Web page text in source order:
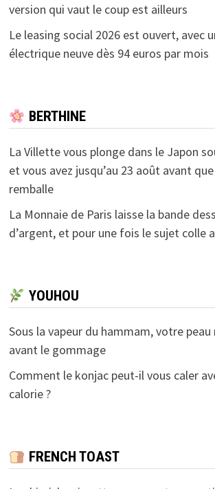
version qui vaut le coup est ailleurs
Le leasing social 2026 est ouvert, avec
électrique neuve dès 94 euros par mois
BERTHINE
La Villette vous plonge dans le Japon
et vous avez jusqu’au 23 août avant
remballe
La Monnaie de Paris laisse la bande
d’argent, et pour une fois le sujet colle
YOUHOU
Sous la vapeur du hammam, votre
avant le gommage
Comment le konjac peut-il vous caler
calorie ?
FRENCH TOAST